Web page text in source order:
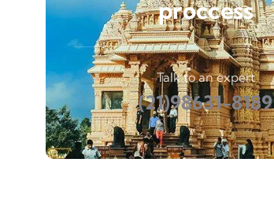
proccess
Talk to an expert
(21)98631-8189